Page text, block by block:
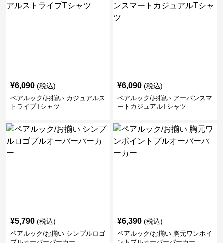
¥6,090 (税込)
ペアルック/お揃い カジュアルス
トライプTシャツ
¥6,090 (税込)
ペアルック/お揃い アーバンスマ
ートカジュアルTシャツ
¥5,790 (税込)
ペアルック/お揃い シンプルロゴ
¥6,390 (税込)
ペアルック/お揃い 胸元ワンポイ